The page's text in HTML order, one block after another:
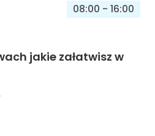
08:00 - 16:00
jakie załatwisz w